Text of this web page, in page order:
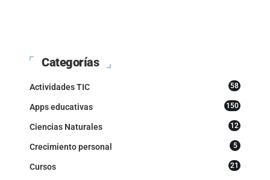
Categorías
Actividades TIC 58
Apps educativas 150
Ciencias Naturales 12
Crecimiento personal 5
Cursos 21